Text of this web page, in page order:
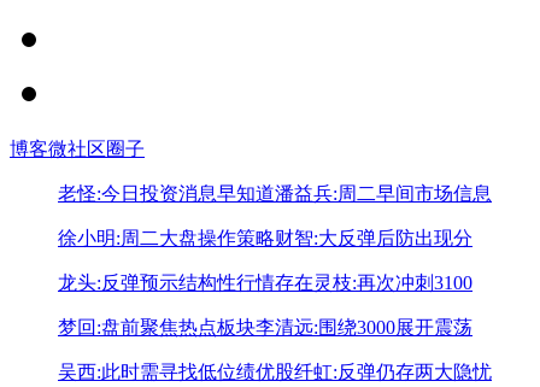
博客微社区圈子
老怪:今日投资消息早知道潘益兵:周二早间市场信息
徐小明:周二大盘操作策略财智:大反弹后防出现分
龙头:反弹预示结构性行情存在灵枝:再次冲刺3100
梦回:盘前聚焦热点板块李清远:围绕3000展开震荡
吴西:此时需寻找低位绩优股纤虹:反弹仍存两大隐忧